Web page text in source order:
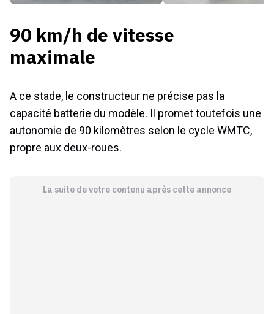
90 km/h de vitesse
maximale
A ce stade, le constructeur ne précise pas la
capacité batterie du modèle. Il promet toutefois une
autonomie de 90 kilomètres selon le cycle WMTC,
propre aux deux-roues.
La suite de votre contenu après cette annonce